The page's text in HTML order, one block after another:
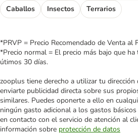
Caballos
Insectos Terrarios
*PRVP = Precio Recomendado de Venta al
*Precio normal = El precio más bajo que
útimos 30 días.
zooplus tiene derecho a utilizar tu dirección
enviarte publicidad directa sobre sus
similares. Puedes oponerte a ello en
ningún gasto adicional a los gastos
en contacto con el servicio de atención al
información sobre protección de datos